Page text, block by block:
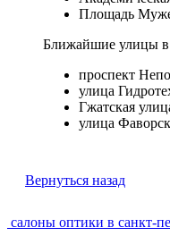
Площадь
Ближайшие улицы в
проспект
улица
Гжатская
улица
Вернуться назад
салоны оптики в санкт-